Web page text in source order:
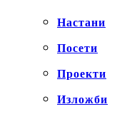
Настани
Посети
Проекти
Изложби